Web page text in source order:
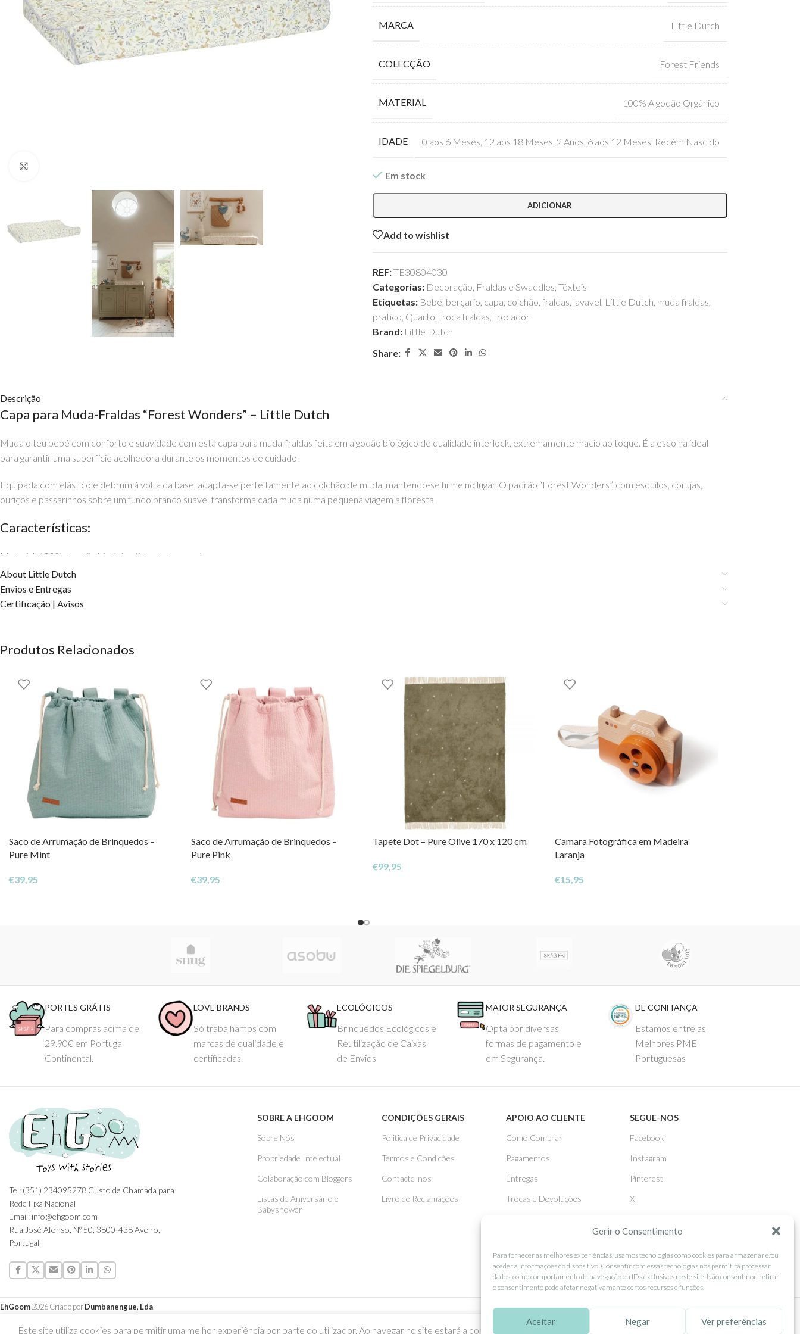
Gerir o Consentimento
Para fornecer as melhores experiências, usamos tecnologias como cookies para armazenar e/ou
aceder a informações do dispositivo. Consentir com essas tecnologias nos permitirá processar
dados, como comportamento de navegação ou IDs exclusivos neste site. Não consentir ou retirar
o consentimento pode afetar negativamante certos recursos e funções.
Aceitar Negar Ver preferências
MARCA Little Dutch
COLECÇÃO Forest Friends
MATERIAL 100% Algodão Orgânico
IDADE 0 aos 6 Meses 12 aos 18 Meses 2 Anos 6 aos 12 Meses Recém Nascido
Em stock
ADICIONAR
Add to wishlist
REF:TE30804030
Categorias: Decoração, Fraldas e Swaddles, Têxteis
Etiquetas: Bebé, berçario, capa, colchão, fraldas, lavavel, Little Dutch, muda fraldas,
pratico, Quarto, troca fraldas, trocador
Brand: Little Dutch
Share:
Descrição
Capa para Muda-Fraldas “Forest Wonders” – Little Dutch
Muda o teu bebé com conforto e suavidade com esta capa para muda-fraldas feita em algodão biológico de qualidade interlock, extremamente macio ao toque. É a escolha ideal
para garantir uma superfície acolhedora durante os momentos de cuidado.
Equipada com elástico e debrum à volta da base, adapta-se perfeitamente ao colchão de muda, mantendo-se firme no lugar. O padrão “Forest Wonders”, com esquilos, corujas,
ouriços e passarinhos sobre um fundo branco suave, transforma cada muda numa pequena viagem à floresta.
Características:
Material: 100% algodão biológico (interlock suave)
Dimensões: 50 x 70 cm
Cuidados de Lavagem:
Lavar na máquina a 40 °C (programa delicado)
Passar a ferro a baixa temperatura
Não usar lixívia
Não limpar a seco
🍃 Um toque de natureza no quarto do bebé, com conforto e estilo para os momentos de muda!
About Little Dutch
Envios e Entregas
Certificação | Avisos
Produtos Relacionados
Saco de Arrumação de Brinquedos –
Pure Mint
€39,95
Saco de Arrumação de Brinquedos –
Pure Pink
€39,95
Tapete Dot – Pure Olive 170 x 120 cm
€99,95
Camara Fotográfica em Madeira
Laranja
€15,95
PORTES GRÁTIS
Para compras acima de
29.90€ em Portugal
Continental.
LOVE BRANDS
Só trabalhamos com
marcas de qualidade e
certificadas.
ECOLÓGICOS
Brinquedos Ecológicos e
Reutilização de Caixas
de Envios
MAIOR SEGURANÇA
Opta por diversas
formas de pagamento e
em Segurança.
DE CONFIANÇA
Estamos entre as
Melhores PME
Portuguesas
Tel: (351) 234095278 Custo de Chamada para
Rede Fixa Nacional
Email: info@ehgoom.com
Rua José Afonso, Nº 50, 3800-438 Aveiro,
Portugal
SOBRE A EHGOOM
Sobre Nós
Propriedade Intelectual
Colaboração com Bloggers
Listas de Aniversário e
Babyshower
CONDIÇÕES GERAIS
Politica de Privacidade
Termos e Condições
Contacte-nos
Livro de Reclamações
APOIO AO CLIENTE
Como Comprar
Pagamentos
Entregas
Trocas e Devoluções
SEGUE-NOS
Facebook
Instagram
Pinterest
X
EhGoom2026 Criado porDumbanengue, Lda
Este site utiliza cookies para permitir uma melhor experiência por parte do utilizador. Ao navegar no site estará a consentir a sua utilização. MORE INFO ACCEPT